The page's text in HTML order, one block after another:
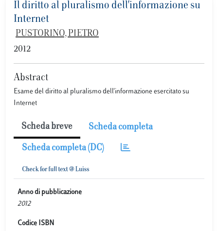
Il diritto al pluralismo dell'informazione su
Internet
PUSTORINO, PIETRO
2012
Abstract
Esame del diritto al pluralismo dell'informazione esercitato su
Internet
Scheda breve Scheda completa
Scheda completa (DC)
Anno di pubblicazione
2012
Codice ISBN